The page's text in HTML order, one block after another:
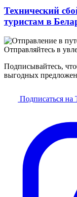
Технический
туристам в
Отправляйтесь в
Подписывайтесь,
выгодных
Подписаться на